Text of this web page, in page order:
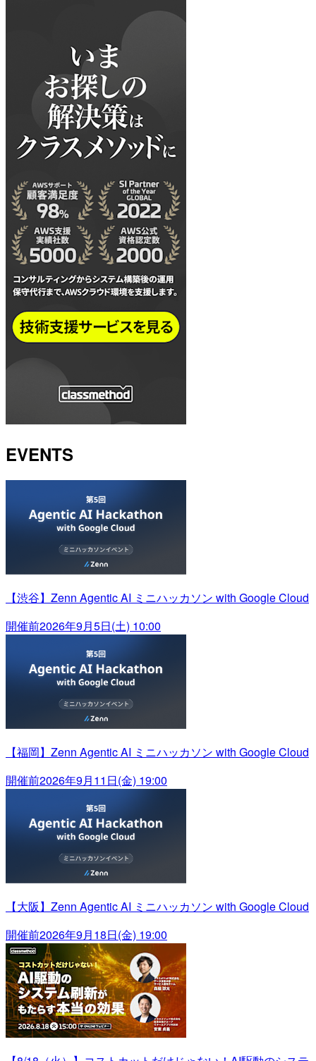
EVENTS
【渋谷】Zenn Agentic AI ミニハッカソン with Google Cloud
開催前2026年9月5日(土) 10:00
【福岡】Zenn Agentic AI ミニハッカソン with Google Cloud
開催前2026年9月11日(金) 19:00
【大阪】Zenn Agentic AI ミニハッカソン with Google Cloud
開催前2026年9月18日(金) 19:00